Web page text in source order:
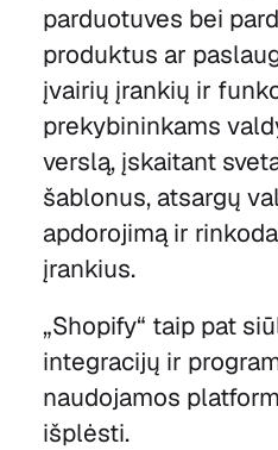
parduotuves bei
produktus ar
įvairių įrankių ir
prekybininkams
verslą, įskaitant
šablonus, atsargų
apdorojimą ir
įrankius.
„Shopify“ taip pat
integracijų ir
naudojamos
išplėsti.